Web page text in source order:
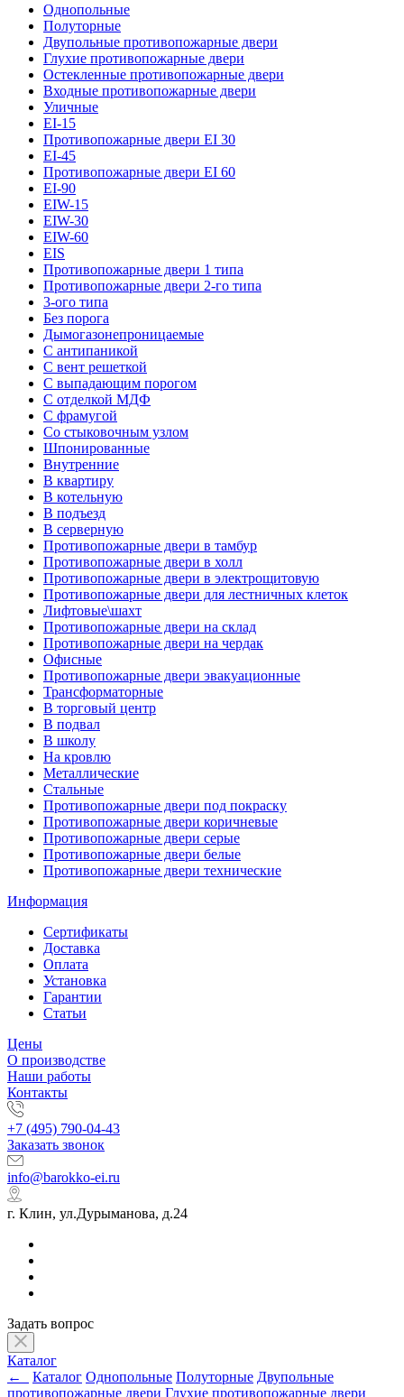
Однопольные
Полуторные
Двупольные противопожарные двери
Глухие противопожарные двери
Остекленные противопожарные двери
Входные противопожарные двери
Уличные
EI-15
Противопожарные двери EI 30
EI-45
Противопожарные двери EI 60
EI-90
EIW-15
EIW-30
EIW-60
EIS
Противопожарные двери 1 типа
Противопожарные двери 2-го типа
3-ого типа
Без порога
Дымогазонепроницаемые
С антипаникой
С вент решеткой
С выпадающим порогом
С отделкой МДФ
С фрамугой
Со стыковочным узлом
Шпонированные
Внутренние
В квартиру
В котельную
В подъезд
В серверную
Противопожарные двери в тамбур
Противопожарные двери в холл
Противопожарные двери в электрощитовую
Противопожарные двери для лестничных клеток
Лифтовые\шахт
Противопожарные двери на склад
Противопожарные двери на чердак
Офисные
Противопожарные двери эвакуационные
Трансформаторные
В торговый центр
В подвал
В школу
На кровлю
Металлические
Стальные
Противопожарные двери под покраску
Противопожарные двери коричневые
Противопожарные двери серые
Противопожарные двери белые
Противопожарные двери технические
Информация
Сертификаты
Доставка
Оплата
Установка
Гарантии
Статьи
Цены
О производстве
Наши работы
Контакты
+7 (495) 790-04-43
Заказать звонок
info@barokko-ei.ru
г. Клин, ул.Дурыманова, д.24
Задать вопрос
Каталог
←
Каталог Однопольные Полуторные Двупольные
противопожарные двери Глухие противопожарные двери